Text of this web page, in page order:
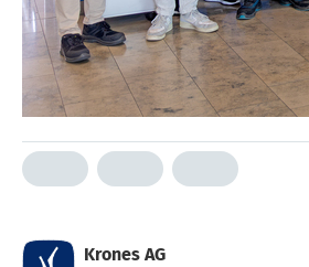
Krones AG